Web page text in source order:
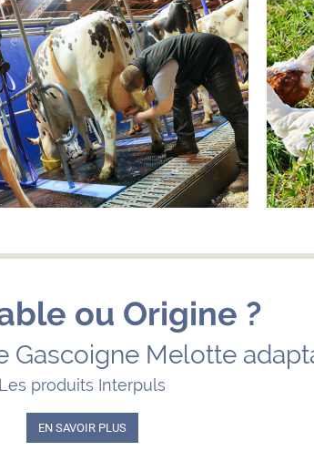
ou Origine ?
Gascoigne Melotte
Les produits Interpuls
EN SAVOIR PLUS